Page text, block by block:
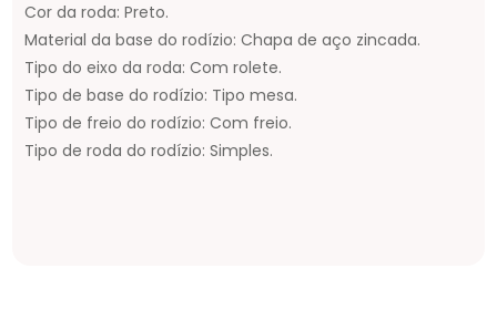
Cor da roda: Preto.
Material da base do rodízio: Chapa de aço zincada.
Tipo do eixo da roda: Com rolete.
Tipo de base do rodízio: Tipo mesa.
Tipo de freio do rodízio: Com freio.
Tipo de roda do rodízio: Simples.